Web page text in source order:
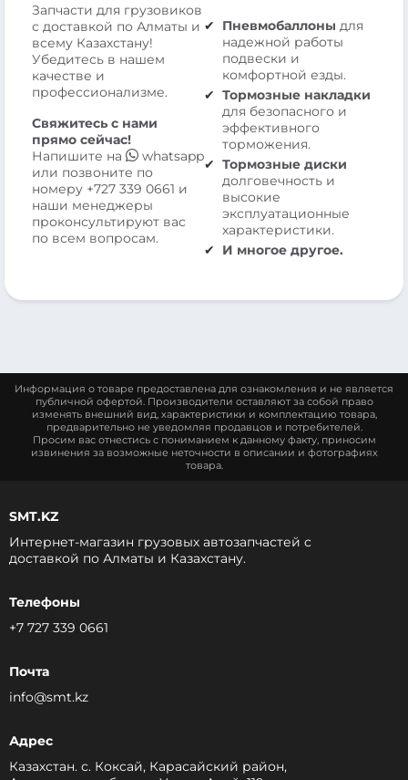
Запчасти для грузовиков
с доставкой по Алматы и
всему Казахстану!
Убедитесь в нашем
качестве и
профессионализме.
Свяжитесь с нами
прямо сейчас!
Напишите на
whatsapp
или позвоните по
номеру +727 339 0661 и
наши менеджеры
проконсультируют вас
по всем вопросам.
Пневмобаллоны для
надежной работы
подвески и
комфортной езды.
Тормозные накладки
для безопасного и
эффективного
торможения.
Тормозные диски
долговечность и
высокие
эксплуатационные
характеристики.
И многое другое.
Информация о товаре предоставлена для ознакомления и не является
публичной офертой. Производители оставляют за собой право
изменять внешний вид, характеристики и комплектацию товара,
предварительно не уведомляя продавцов и потребителей.
Просим вас отнестись с пониманием к данному факту, приносим
извинения за возможные неточности в описании и фотографиях
товара.
SMT.KZ
Интернет-магазин грузовых автозапчастей c
доставкой по Алматы и Казахстану.
Телефоны
+7 727 339 0661
Почта
info@smt.kz
Адрес
Казахстан. с. Коксай, Карасайский район,